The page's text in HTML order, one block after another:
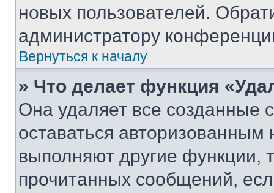
новых пользователей.
администратору
Вернуться к началу
» Что делает функция
Она удаляет все созданные
оставаться
выполняют другие функции,
прочитанных сообщений,